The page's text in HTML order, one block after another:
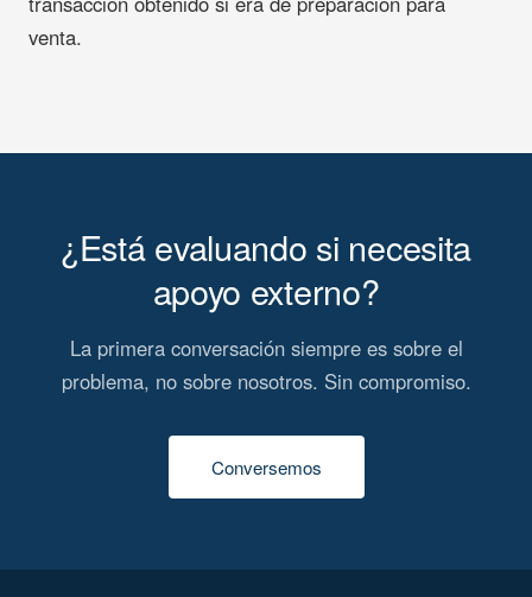
venta.
¿Está evaluando si necesita
apoyo externo?
La primera conversación siempre es sobre el
problema, no sobre nosotros. Sin compromiso.
Conversemos